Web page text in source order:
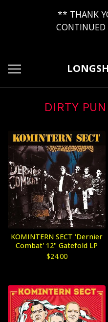
** THANK
DIRTY
KOMINTERN SECT 'Dernier
Combat' 12" Gatefold LP
$24.00